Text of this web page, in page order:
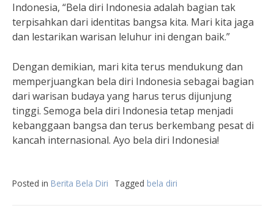
Indonesia, “Bela diri Indonesia adalah bagian tak
terpisahkan dari identitas bangsa kita. Mari kita jaga
dan lestarikan warisan leluhur ini dengan baik.”
Dengan demikian, mari kita terus mendukung dan
memperjuangkan bela diri Indonesia sebagai bagian
dari warisan budaya yang harus terus dijunjung
tinggi. Semoga bela diri Indonesia tetap menjadi
kebanggaan bangsa dan terus berkembang pesat di
kancah internasional. Ayo bela diri Indonesia!
Posted in Berita Bela Diri Tagged bela diri